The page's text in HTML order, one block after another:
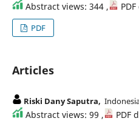
Abstract views: 344 ,
PDF
Articles
Riski Dany Saputra,
Abstract views: 99 , PDF